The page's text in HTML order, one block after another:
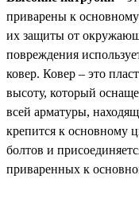
приварены к
их защиты от
повреждения
ковер. Ковер – это
высоту, который
всей арматуры,
крепится к основному
болтов и
приваренных к